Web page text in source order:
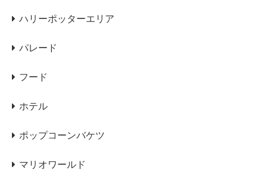
ハリーポッターエリア
パレード
フード
ホテル
ポップコーンバケツ
マリオワールド